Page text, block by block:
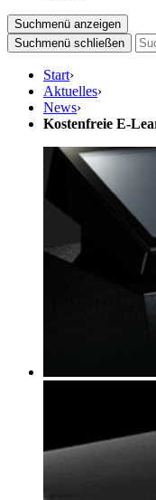
Suchmenü anzeigen
Suchmenü schließen
Start›
Aktuelles›
News›
Kostenfreie E-